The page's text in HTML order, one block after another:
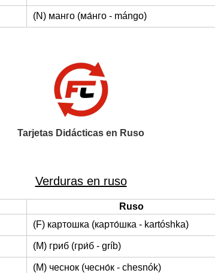
(N) манго (ма́нго - mángo)
Tarjetas Didácticas en Ruso
Verduras en ruso
Ruso
(F) картошка (карто́шка - kartóshka)
(M) гриб (гри́б - gríb)
(M) чеснок (чесно́к - chesnók)